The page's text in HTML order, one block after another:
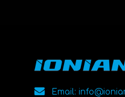
Email: